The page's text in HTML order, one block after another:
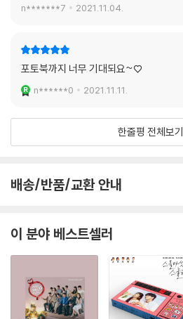
n*******7 2021.11.04.
포토북까지 너무 기대되요~♡
n******0 2021.11.11.
한줄평 전체보기
배송/반품/교환 안내
이 분야 베스트셀러